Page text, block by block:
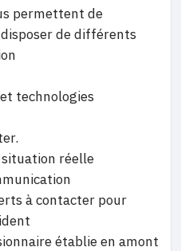
permettent de
de différents
technologies
réelle
à contacter pour
établie en amont